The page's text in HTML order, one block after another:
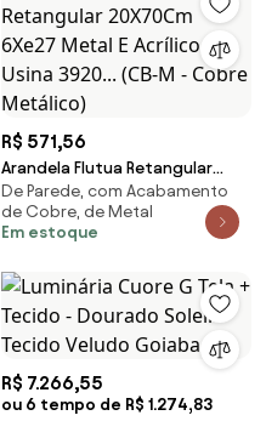
R$ 571,56
Arandela Flutua Retangular
20X70Cm 6Xe27 Metal E
Acrílico | Usina 3920... (CB-M -
Cobre Metálico)
De Parede, com Acabamento
de Cobre, de Metal
Em estoque
R$ 7.266,55
ou 6 tempo de R$ 1.274,83